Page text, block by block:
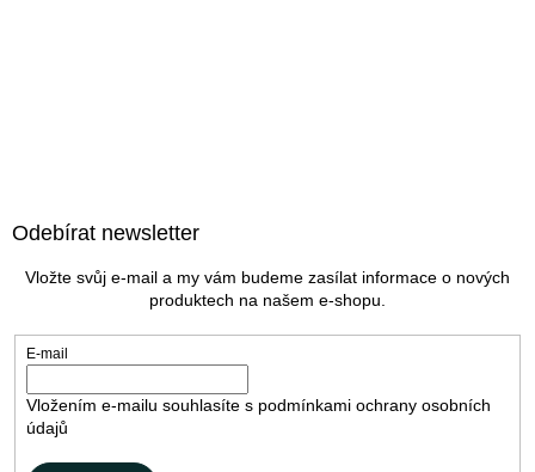
Odebírat newsletter
Vložte svůj e-mail a my vám budeme zasílat informace o nových
produktech na našem e-shopu.
E-mail
Vložením e-mailu souhlasíte s podmínkami ochrany osobních
údajů